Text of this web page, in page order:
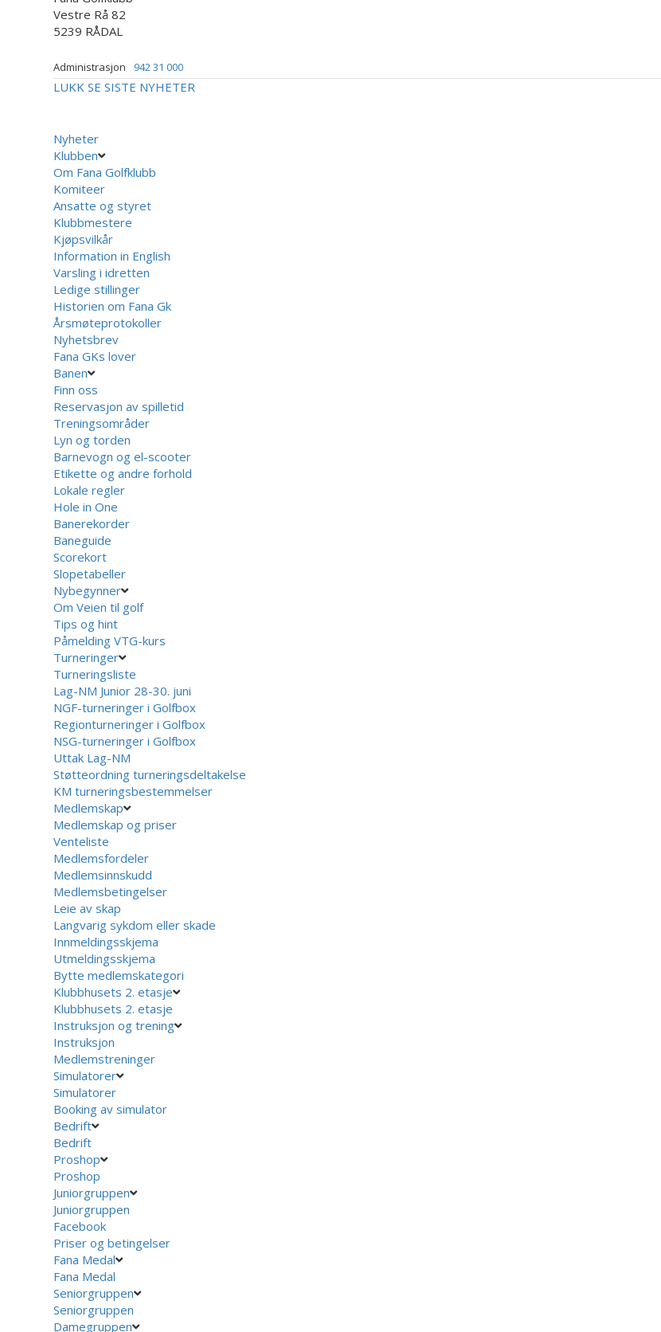
Vestre Rå 82
5239 RÅDAL
Administrasjon 942 31 000
LUKK SE SISTE NYHETER
Nyheter
Klubben
Om Fana Golfklubb
Komiteer
Ansatte og styret
Klubbmestere
Kjøpsvilkår
Information in English
Varsling i idretten
Ledige stillinger
Historien om Fana Gk
Årsmøteprotokoller
Nyhetsbrev
Fana GKs lover
Banen
Finn oss
Reservasjon av spilletid
Treningsområder
Lyn og torden
Barnevogn og el-scooter
Etikette og andre forhold
Lokale regler
Hole in One
Banerekorder
Baneguide
Scorekort
Slopetabeller
Nybegynner
Om Veien til golf
Tips og hint
Påmelding VTG-kurs
Turneringer
Turneringsliste
Lag-NM Junior 28-30. juni
NGF-turneringer i Golfbox
Regionturneringer i Golfbox
NSG-turneringer i Golfbox
Uttak Lag-NM
Støtteordning turneringsdeltakelse
KM turneringsbestemmelser
Medlemskap
Medlemskap og priser
Venteliste
Medlemsfordeler
Medlemsinnskudd
Medlemsbetingelser
Leie av skap
Langvarig sykdom eller skade
Innmeldingsskjema
Utmeldingsskjema
Bytte medlemskategori
Klubbhusets 2. etasje
Klubbhusets 2. etasje
Instruksjon og trening
Instruksjon
Medlemstreninger
Simulatorer
Simulatorer
Booking av simulator
Bedrift
Bedrift
Proshop
Proshop
Juniorgruppen
Juniorgruppen
Facebook
Priser og betingelser
Fana Medal
Fana Medal
Seniorgruppen
Seniorgruppen
Damegruppen